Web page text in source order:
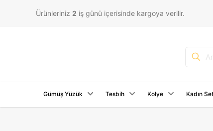
Ürünleriniz 2 iş günü içerisinde kargoya verilir.
Gümüş Yüzük Tesbih Kolye Kadın Set